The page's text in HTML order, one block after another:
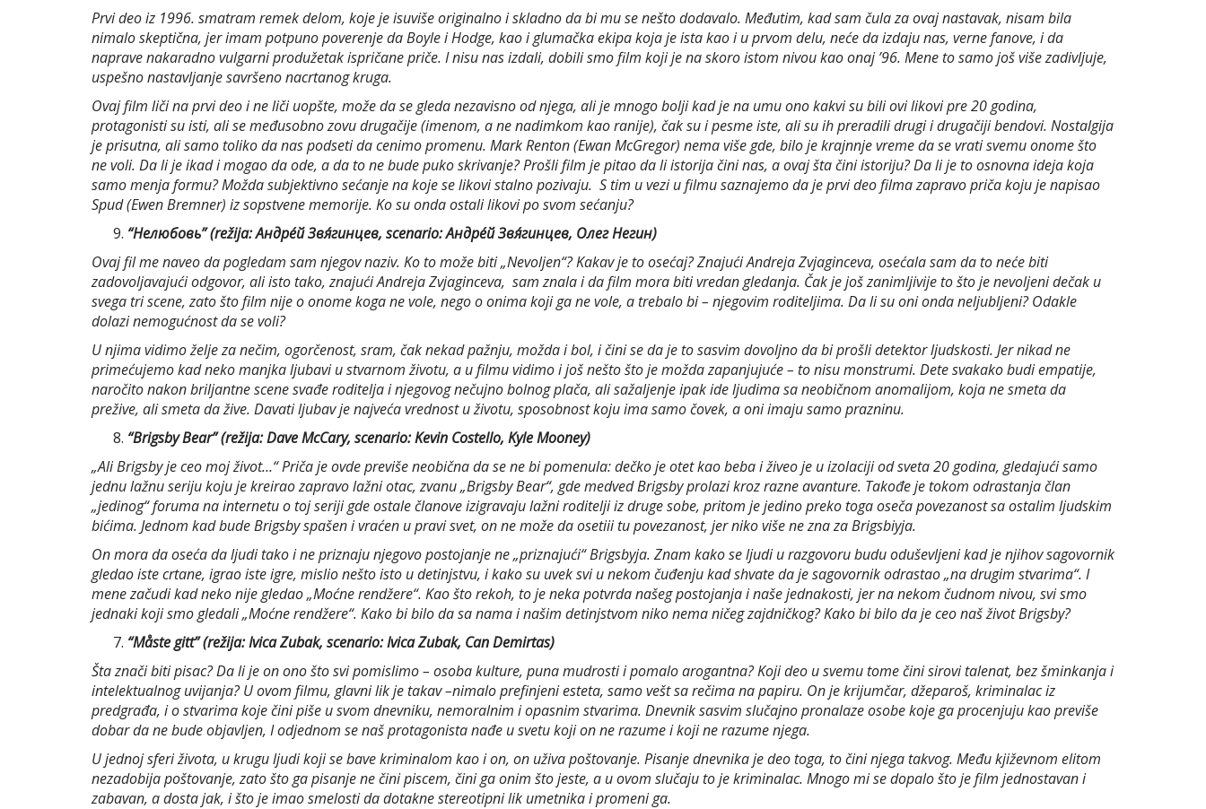
Prvi deo iz 1996. smatram remek delom, koje je isuviše originalno i skladno da bi mu se nešto dodavalo. Međutim, kad sam čula za ovaj nastavak, nisam bila
nimalo skeptična, jer imam potpuno poverenje da Boyle i Hodge, kao i glumačka ekipa koja je ista kao i u prvom delu, neće da izdaju nas, verne fanove, i da
naprave nakaradno vulgarni produžetak ispričane priče. I nisu nas izdali, dobili smo film koji je na skoro istom nivou kao onaj ’96. Mene to samo još više zadivljuje,
uspešno nastavljanje savršeno nacrtanog kruga.
Ovaj film liči na prvi deo i ne liči uopšte, može da se gleda nezavisno od njega, ali je mnogo bolji kad je na umu ono kakvi su bili ovi likovi pre 20 godina,
protagonisti su isti, ali se međusobno zovu drugačije (imenom, a ne nadimkom kao ranije), čak su i pesme iste, ali su ih preradili drugi i drugačiji bendovi. Nostalgija
je prisutna, ali samo toliko da nas podseti da cenimo promenu. Mark Renton (Ewan McGregor) nema više gde, bilo je krajnnje vreme da se vrati svemu onome što
ne voli. Da li je ikad i mogao da ode, a da to ne bude puko skrivanje? Prošli film je pitao da li istorija čini nas, a ovaj šta čini istoriju? Da li je to osnovna ideja koja
samo menja formu? Možda subjektivno sećanje na koje se likovi stalno pozivaju. S tim u vezi u filmu saznajemo da je prvi deo filma zapravo priča koju je napisao
Spud (Ewen Bremner) iz sopstvene memorije. Ko su onda ostali likovi po svom sećanju?
“Нелюбовь” (režija: Андре́й Звя́гинцев, scenario: Андре́й Звя́гинцев, Олег Негин)
Ovaj fil me naveo da pogledam sam njegov naziv. Ko to može biti „Nevoljen“? Kakav je to osećaj? Znajući Andreja Zvjaginceva, osećala sam da to neće biti
zadovoljavajući odgovor, ali isto tako, znajući Andreja Zvjaginceva, sam znala i da film mora biti vredan gledanja. Čak je još zanimljivije to što je nevoljeni dečak u
svega tri scene, zato što film nije o onome koga ne vole, nego o onima koji ga ne vole, a trebalo bi – njegovim roditeljima. Da li su oni onda neljubljeni? Odakle
dolazi nemogućnost da se voli?
U njima vidimo želje za nečim, ogorčenost, sram, čak nekad pažnju, možda i bol, i čini se da je to sasvim dovoljno da bi prošli detektor ljudskosti. Jer nikad ne
primećujemo kad neko manjka ljubavi u stvarnom životu, a u filmu vidimo i još nešto što je možda zapanjujuće – to nisu monstrumi. Dete svakako budi empatije,
naročito nakon briljantne scene svađe roditelja i njegovog nečujno bolnog plača, ali sažaljenje ipak ide ljudima sa neobičnom anomalijom, koja ne smeta da
prežive, ali smeta da žive. Davati ljubav je najveća vrednost u životu, sposobnost koju ima samo čovek, a oni imaju samo prazninu.
“Brigsby Bear” (režija: Dave McCary, scenario: Kevin Costello, Kyle Mooney)
„Ali Brigsby je ceo moj život…“ Priča je ovde previše neobična da se ne bi pomenula: dečko je otet kao beba i živeo je u izolaciji od sveta 20 godina, gledajući samo
jednu lažnu seriju koju je kreirao zapravo lažni otac, zvanu „Brigsby Bear“, gde medved Brigsby prolazi kroz razne avanture. Takođe je tokom odrastanja član
„jedinog“ foruma na internetu o toj seriji gde ostale članove izigravaju lažni roditelji iz druge sobe, pritom je jedino preko toga oseča povezanost sa ostalim ljudskim
bićima. Jednom kad bude Brigsby spašen i vraćen u pravi svet, on ne može da osetiii tu povezanost, jer niko više ne zna za Brigsbiyja.
On mora da oseća da ljudi tako i ne priznaju njegovo postojanje ne „priznajući“ Brigsbyja. Znam kako se ljudi u razgovoru budu oduševljeni kad je njihov sagovornik
gledao iste crtane, igrao iste igre, mislio nešto isto u detinjstvu, i kako su uvek svi u nekom čuđenju kad shvate da je sagovornik odrastao „na drugim stvarima“. I
mene začudi kad neko nije gledao „Moćne rendžere“. Kao što rekoh, to je neka potvrda našeg postojanja i naše jednakosti, jer na nekom čudnom nivou, svi smo
jednaki koji smo gledali „Moćne rendžere“. Kako bi bilo da sa nama i našim detinjstvom niko nema ničeg zajdničkog? Kako bi bilo da je ceo naš život Brigsby?
“Måste gitt” (režija: Ivica Zubak, scenario: Ivica Zubak, Can Demirtas)
Šta znači biti pisac? Da li je on ono što svi pomislimo – osoba kulture, puna mudrosti i pomalo arogantna? Koji deo u svemu tome čini sirovi talenat, bez šminkanja i
intelektualnog uvijanja? U ovom filmu, glavni lik je takav –nimalo prefinjeni esteta, samo vešt sa rečima na papiru. On je krijumčar, džeparoš, kriminalac iz
predgrađa, i o stvarima koje čini piše u svom dnevniku, nemoralnim i opasnim stvarima. Dnevnik sasvim slučajno pronalaze osobe koje ga procenjuju kao previše
dobar da ne bude objavljen, I odjednom se naš protagonista nađe u svetu koji on ne razume i koji ne razume njega.
U jednoj sferi života, u krugu ljudi koji se bave kriminalom kao i on, on uživa poštovanje. Pisanje dnevnika je deo toga, to čini njega takvog. Među kjiževnom elitom
nezadobija poštovanje, zato što ga pisanje ne čini piscem, čini ga onim što jeste, a u ovom slučaju to je kriminalac. Mnogo mi se dopalo što je film jednostavan i
zabavan, a dosta jak, i što je imao smelosti da dotakne stereotipni lik umetnika i promeni ga.